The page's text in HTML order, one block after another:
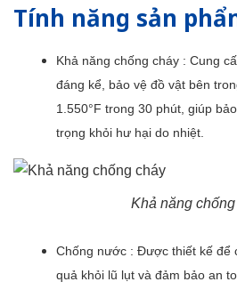
Tính năng sản
Khả năng chống cháy : Cung
đáng kể, bảo vệ đồ vật bên
1.550°F trong 30 phút, giúp
trọng khỏi hư hại do nhiệt.
Khả năng
Chống nước : Được thiết kế để
quả khỏi lũ lụt và đảm bảo an